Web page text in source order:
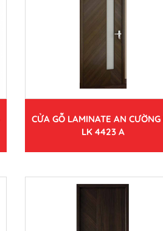
CỬA GỖ LAMINATE AN CƯỜNG
LK 4423 A